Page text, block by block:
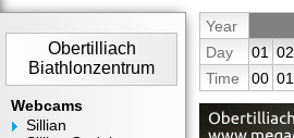
Obertilliach
Biathlonzentrum
Webcams
Sillian
Year
Day
01 02
Time
00 01